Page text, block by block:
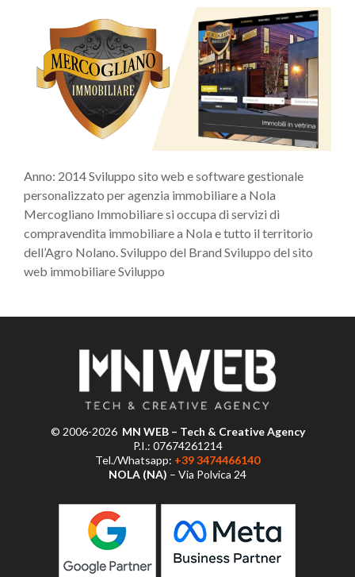
Anno: 2014 Sviluppo sito web e software gestionale
personalizzato per agenzia immobiliare a Nola
Mercogliano Immobiliare si occupa di servizi di
compravendita immobiliare a Nola e tutto il territorio
dell’Agro Nolano. Sviluppo del Brand Sviluppo del sito
web immobiliare Sviluppo
© 2006-2026 MN WEB – Tech & Creative Agency
P.I.: 07674261214
Tel./Whatsapp: +39 3474466140
NOLA (NA) – Via Polvica 24